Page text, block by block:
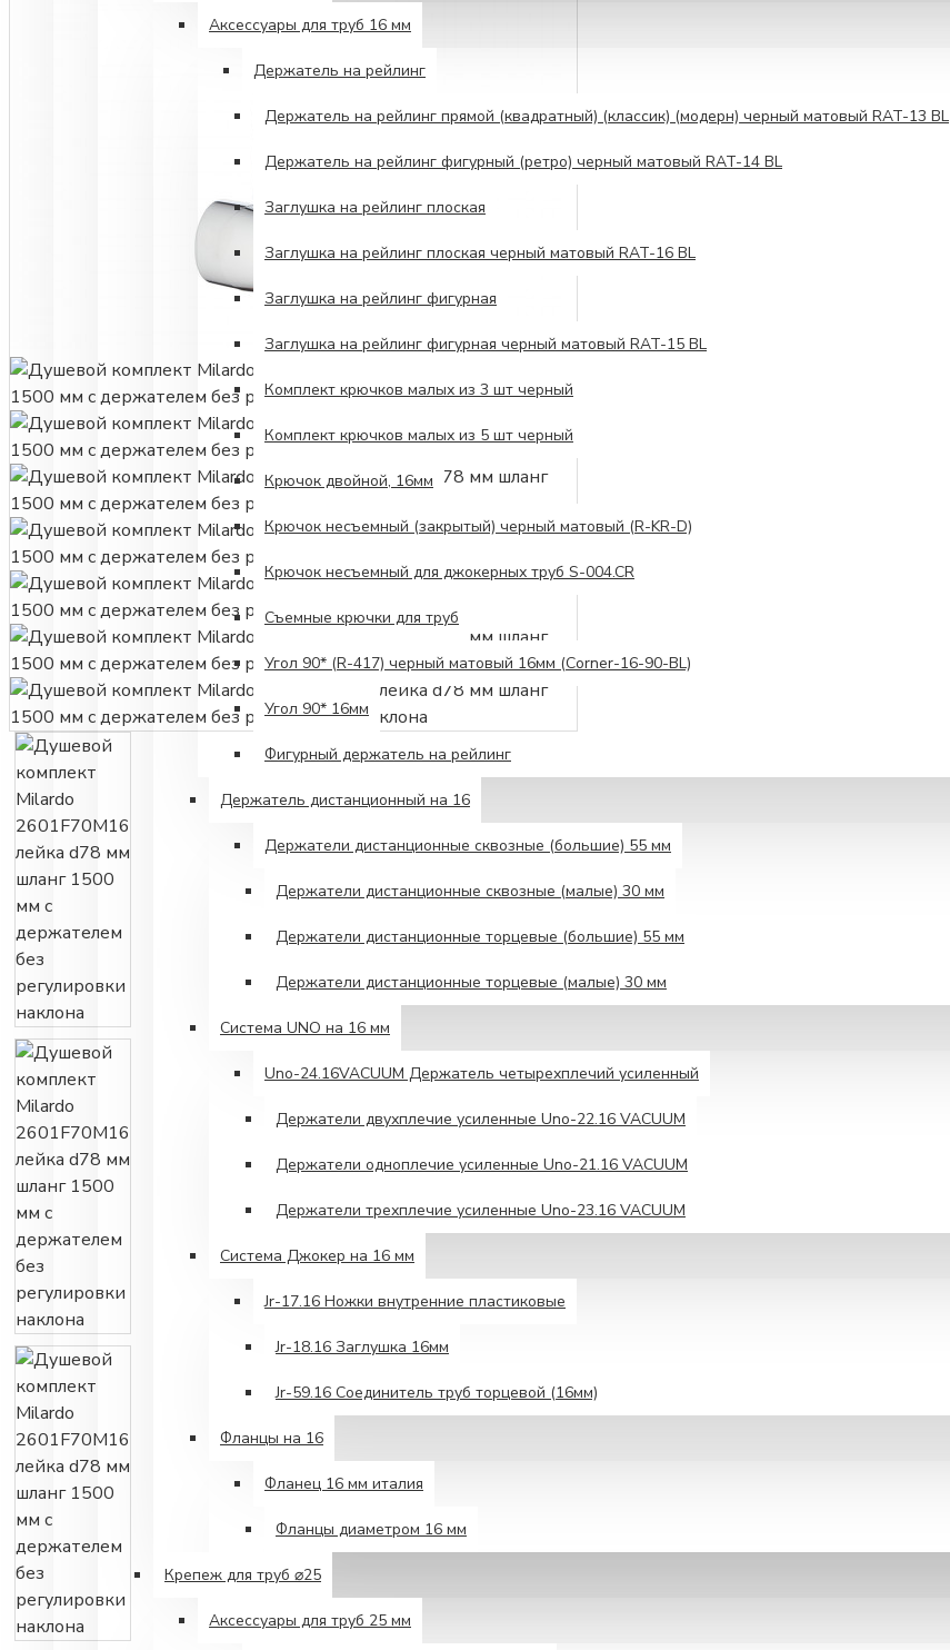
Аксессуары для труб 16 мм
Держатель на рейлинг
Держатель на рейлинг прямой (квадратный) (классик) (модерн) черный матовый RAT-13 BL
Держатель на рейлинг фигурный (ретро) черный матовый RAT-14 BL
Заглушка на рейлинг плоская
Заглушка на рейлинг плоская черный матовый RAT-16 BL
Заглушка на рейлинг фигурная
Заглушка на рейлинг фигурная черный матовый RAT-15 BL
Комплект крючков малых из 3 шт черный
Комплект крючков малых из 5 шт черный
Крючок двойной, 16мм
Крючок несъемный (закрытый) черный матовый (R-KR-D)
Крючок несъемный для джокерных труб S-004.CR
Съемные крючки для труб
Угол 90* (R-417) черный матовый 16мм (Corner-16-90-BL)
Угол 90* 16мм
Фигурный держатель на рейлинг
Держатель дистанционный на 16
Держатели дистанционные сквозные (большие) 55 мм
Держатели дистанционные сквозные (малые) 30 мм
Держатели дистанционные торцевые (большие) 55 мм
Держатели дистанционные торцевые (малые) 30 мм
Система UNO на 16 мм
Unо-24.16VACUUM Держатель четырехплечий усиленный
Держатели двухплечие усиленные Unо-22.16 VACUUM
Держатели одноплечие усиленные Uno-21.16 VACUUM
Держатели трехплечие усиленные Unо-23.16 VACUUM
Система Джокер на 16 мм
Jr-17.16 Ножки внутренние пластиковые
Jr-18.16 Заглушка 16мм
Jr-59.16 Соединитель труб торцевой (16мм)
Фланцы на 16
Фланец 16 мм италия
Фланцы диаметром 16 мм
Крепеж для труб ⌀25
Аксессуары для труб 25 мм